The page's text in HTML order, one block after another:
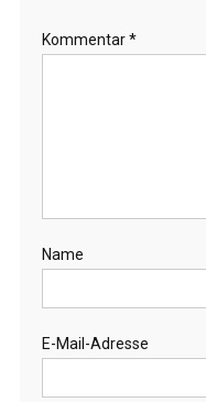
Kommentar*
Name
E-Mail-Adresse